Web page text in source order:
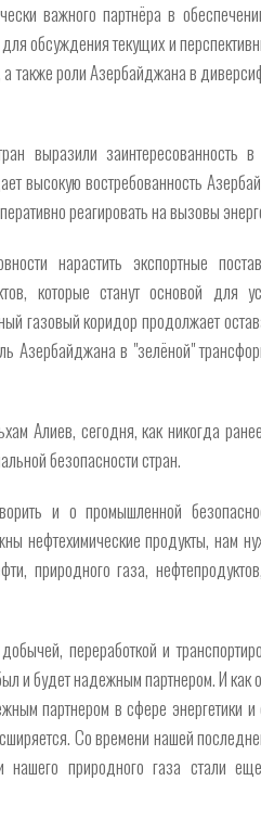
важного партнёра в
обсуждения текущих и
также роли Азербайджана в
выразили заинтересованность
высокую востребованность
реагировать на вызовы
нарастить экспортные
которые станут основой для
газовый коридор продолжает
Азербайджана в "зелёной"
Алиев, сегодня, как никогда
безопасности стран.
и о промышленной
нефтехимические продукты, нам
природного газа,
переработкой и
и будет надежным партнером. И как
партнером в сфере энергетики
Со времени нашей
нашего природного газа стали